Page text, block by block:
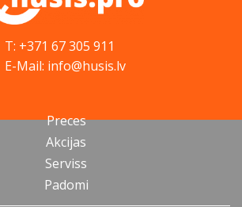
T: +371 67 305 911
E-Mail: info@husis.lv
Preces
Akcijas
Serviss
Padomi